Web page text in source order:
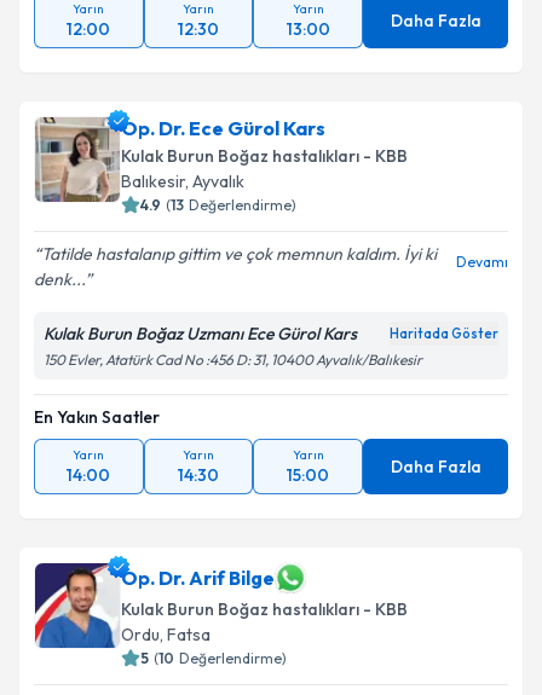
Yarın
12:00
Yarın
12:30
Yarın
13:00 Daha Fazla
Op. Dr. Ece Gürol Kars
Kulak Burun Boğaz hastalıkları - KBB
Balıkesir, Ayvalık
4.9 (13 Değerlendirme)
Tatilde hastalanıp gittim ve çok memnun kaldım. İyi ki
denk...
Devamı
Kulak Burun Boğaz Uzmanı Ece Gürol Kars Haritada Göster
150 Evler, Atatürk Cad No :456 D: 31, 10400 Ayvalık/Balıkesir
En Yakın Saatler
Yarın
14:00
Yarın
14:30
Yarın
15:00 Daha Fazla
Op. Dr. Arif Bilge
Kulak Burun Boğaz hastalıkları - KBB
Ordu, Fatsa
5 (10 Değerlendirme)